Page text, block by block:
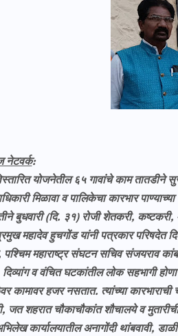
नेटवर्क:
योजनेतील ६५ गावांचे काम तातडीने
मिळावा व पालिकेचा कारभार
बुधवारी (दि. ३१) रोजी शेतकरी, कष्टकरी,
महादेव हुचगोंड यांनी पत्रकार परिषदेत
महाराष्ट्र संघटन सचिव संजयराव
दिव्यांग व वंचित घटकांतील लोक सहभागी
कामावर हजर नसतात. त्यांच्या
जत शहरात चौकाचौकांत शौचालये व
कार्यालयातील अनागोंदी थांबवावी,